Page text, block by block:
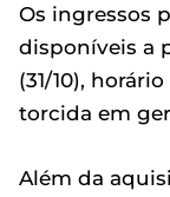
Os ingressos
disponíveis a
(31/10),
torcida em
Além da